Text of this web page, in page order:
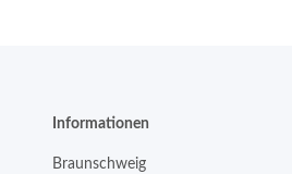
Informationen
Braunschweig